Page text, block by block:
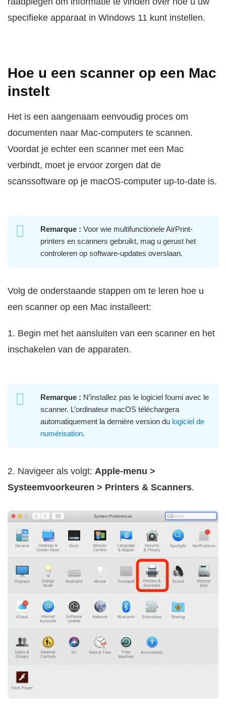
specifieke apparaat in Windows 11 kunt instellen.
Hoe u een scanner op een Mac
instelt
Het is een aangenaam eenvoudig proces om
documenten naar Mac-computers te scannen.
Voordat je echter een scanner met een Mac
verbindt, moet je ervoor zorgen dat de
scanssoftware op je macOS-computer up-to-date is.
Remarque : Voor wie multifunctionele AirPrint-
printers en scanners gebruikt, mag u gerust het
controleren op software-updates overslaan.
Volg de onderstaande stappen om te leren hoe u
een scanner op een Mac installeert:
1. Begin met het aansluiten van een scanner en het
inschakelen van de apparaten.
Remarque : N’installez pas le logiciel fourni avec le
scanner. L’ordinateur macOS téléchargera
automatiquement la dernière version du logiciel de
numérisation.
2. Navigeer als volgt: Apple-menu >
Systeemvoorkeuren > Printers & Scanners.